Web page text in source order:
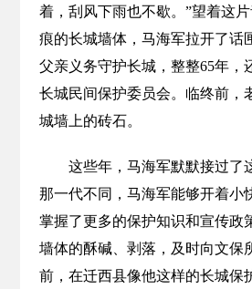
着，刮风下雨也不歇。”望着这
痕的长城墙体，马海军拉开了话
父亲义务守护长城，整整65年，
长城民间保护委员会。临终前，
城墙上的砖石。
这些年，马海军默默接过了
那一代不同，马海军能够开着小
掌握了更多的保护知识和宣传政
墙体的酥碱、剥落，及时向文保
前，在迁西县像他这样的长城保